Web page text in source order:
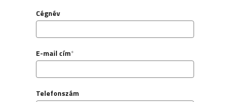
Cégnév
E-mail cím*
Telefonszám